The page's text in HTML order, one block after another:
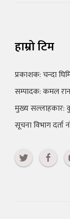
हाम्रो टिम
प्रकाशक: चन्दा
सम्पादक: कमल
मुख्य सल्लाहकार:
सूचना विभाग